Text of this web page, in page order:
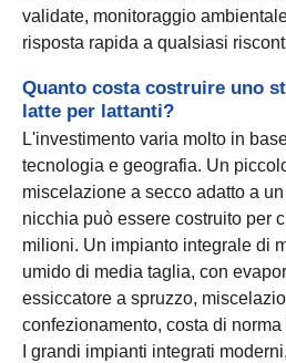
validate, monitoraggio
risposta rapida a qualsiasi
Quanto costa costruire uno
latte per lattanti?
L'investimento varia molto in
tecnologia e geografia. Un
miscelazione a secco adatto a
nicchia può essere costruito per
milioni. Un impianto integrale di
umido di media taglia, con
essiccatore a spruzzo,
confezionamento, costa di
I grandi impianti integrati